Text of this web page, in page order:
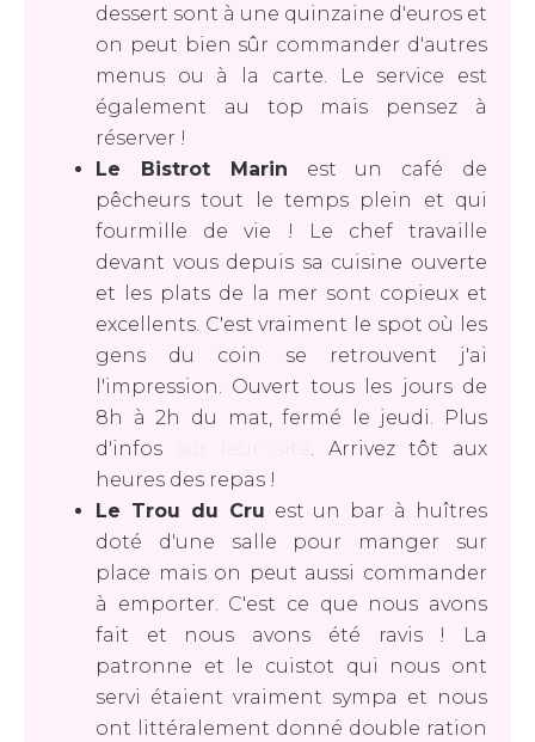
dessert sont à une quinzaine d'euros et
on peut bien sûr commander d'autres
menus ou à la carte. Le service est
également au top mais pensez à
réserver !
Le Bistrot Marin est un café de
pêcheurs tout le temps plein et qui
fourmille de vie ! Le chef travaille
devant vous depuis sa cuisine ouverte
et les plats de la mer sont copieux et
excellents. C'est vraiment le spot où les
gens du coin se retrouvent j'ai
l'impression. Ouvert tous les jours de
8h à 2h du mat, fermé le jeudi. Plus
d'infos
. Arrivez tôt aux
heures des repas !
Le Trou du Cru est un bar à huîtres
doté d'une salle pour manger sur
place mais on peut aussi commander
à emporter. C'est ce que nous avons
fait et nous avons été ravis ! La
patronne et le cuistot qui nous ont
servi étaient vraiment sympa et nous
ont littéralement donné double ration